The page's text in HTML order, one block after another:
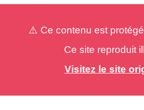
⚠️ Ce contenu est
Ce site reproduit
Visitez le site